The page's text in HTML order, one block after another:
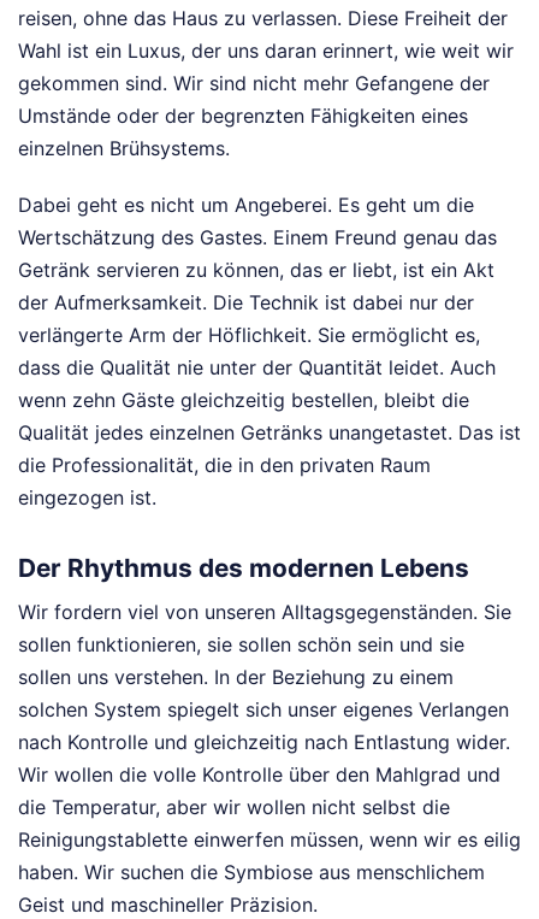
reisen, ohne das Haus zu verlassen. Diese Freiheit der
Wahl ist ein Luxus, der uns daran erinnert, wie weit wir
gekommen sind. Wir sind nicht mehr Gefangene der
Umstände oder der begrenzten Fähigkeiten eines
einzelnen Brühsystems.
Dabei geht es nicht um Angeberei. Es geht um die
Wertschätzung des Gastes. Einem Freund genau das
Getränk servieren zu können, das er liebt, ist ein Akt
der Aufmerksamkeit. Die Technik ist dabei nur der
verlängerte Arm der Höflichkeit. Sie ermöglicht es,
dass die Qualität nie unter der Quantität leidet. Auch
wenn zehn Gäste gleichzeitig bestellen, bleibt die
Qualität jedes einzelnen Getränks unangetastet. Das ist
die Professionalität, die in den privaten Raum
eingezogen ist.
Der Rhythmus des modernen Lebens
Wir fordern viel von unseren Alltagsgegenständen. Sie
sollen funktionieren, sie sollen schön sein und sie
sollen uns verstehen. In der Beziehung zu einem
solchen System spiegelt sich unser eigenes Verlangen
nach Kontrolle und gleichzeitig nach Entlastung wider.
Wir wollen die volle Kontrolle über den Mahlgrad und
die Temperatur, aber wir wollen nicht selbst die
Reinigungstablette einwerfen müssen, wenn wir es eilig
haben. Wir suchen die Symbiose aus menschlichem
Geist und maschineller Präzision.